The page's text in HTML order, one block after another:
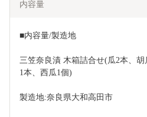
内容量
■内容量/製造地
三笠奈良漬 木箱詰合せ(瓜2本、
1本、西瓜1個)
製造地:奈良県大和高田市